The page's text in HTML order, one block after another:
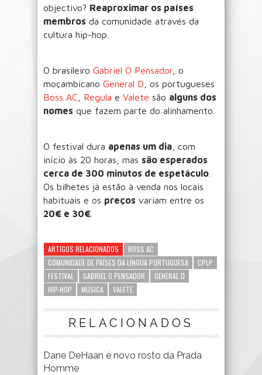
objectivo? Reaproximar os países
membros da comunidade através da
cultura hip-hop.
O brasileiro Gabriel O Pensador , o
moçambicano General D , os portugueses
Boss AC
Regula e Valete são alguns dos
nomes que fazem parte do alinhamento.
O festival dura apenas um dia , com
início às 20 horas, mas são esperados
cerca de 300 minutos de espetáculo
Os bilhetes já estão à venda nos locais
habituais e os preços variam entre os
20€ e 30€
ARTIGOS RELACIONADOS
BOSS AC
COMUNIDADE DE PAÍSES DA LÍNGUA PORTUGUESA
CPLP
FESTIVAL
GABRIEL O PENSADOR
GENERAL D
HIP-HOP
MÚSICA VALETE
RELACIONADOS
Dane DeHaan é novo rosto da Prada
Homme